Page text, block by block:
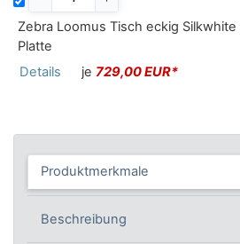
Zebra Loomus Tisch eckig
Platte
Details
je 729,00 EUR*
Produktmerkmale
Beschreibung